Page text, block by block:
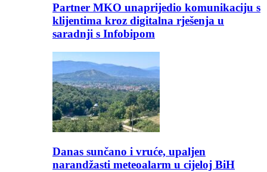
Partner MKO unaprijedio komunikaciju s
klijentima kroz digitalna rješenja u
saradnji s Infobipom
Danas sunčano i vruće, upaljen
narandžasti meteoalarm u cijeloj BiH